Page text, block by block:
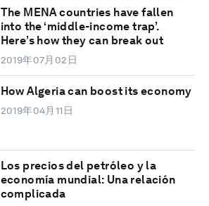
The MENA countries have fallen
into the ‘middle-income trap’.
Here’s how they can break out
2019年07月02日
How Algeria can boost its economy
2019年04月11日
Los precios del petróleo y la
economía mundial: Una relación
complicada